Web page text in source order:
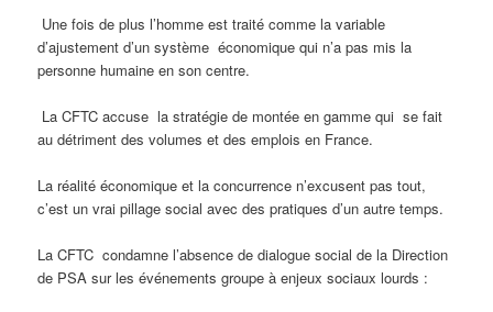
Une fois de plus l’homme est traité comme la variable
d’ajustement d’un système économique qui n’a pas mis la
personne humaine en son centre.
La CFTC accuse la stratégie de montée en gamme qui se fait
au détriment des volumes et des emplois en France.
La réalité économique et la concurrence n’excusent pas tout,
c’est un vrai pillage social avec des pratiques d’un autre temps.
La CFTC condamne l’absence de dialogue social de la Direction
de PSA sur les événements groupe à enjeux sociaux lourds :